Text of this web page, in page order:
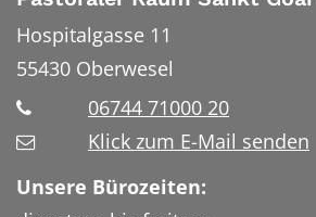
Hospitalgasse 11
55430 Oberwesel
06744 71000 20
Klick zum E-Mail senden
Unsere Bürozeiten: